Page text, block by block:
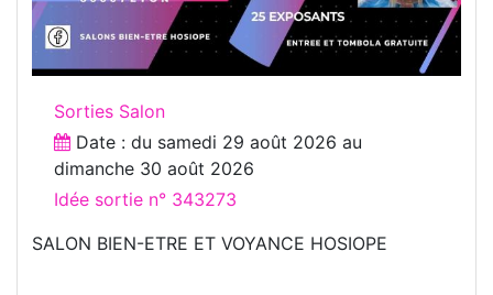
Sorties Salon
Date : du samedi 29 août 2026 au
dimanche 30 août 2026
Idée sortie n° 343273
SALON BIEN-ETRE ET VOYANCE HOSIOPE